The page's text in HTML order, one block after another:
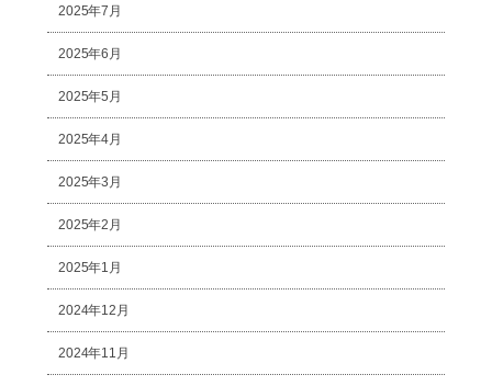
2025年7月
2025年6月
2025年5月
2025年4月
2025年3月
2025年2月
2025年1月
2024年12月
2024年11月